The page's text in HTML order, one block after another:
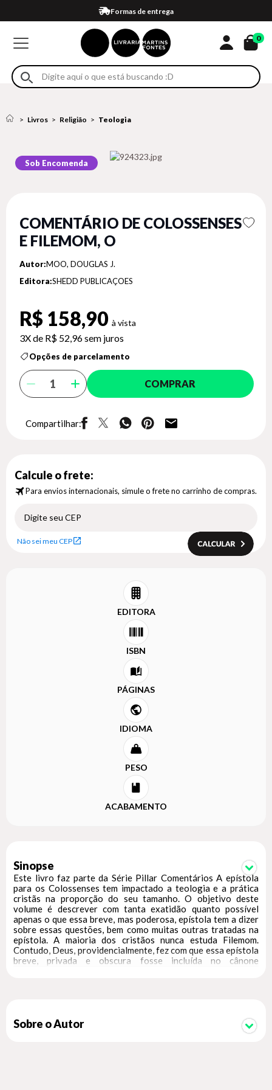
Formas de entrega
Compra 100% segura
Em até 4x sem juros no cartão*
Retire na loja
Eventos
0
Livros Religião Teologia
Sob Encomenda
COMENTÁRIO DE COLOSSENSES
E FILEMOM, O
Autor:MOO, DOUGLAS J.
Editora:SHEDD PUBLICAÇOES
R$ 158,90
3X de R$ 52,96sem juros
Opções de parcelamento
COMPRAR
Compartilhar:
Calcule o frete:
Para envios internacionais, simule o frete no carrinho de compras.
Não sei meu CEP
EDITORA
ISBN
PÁGINAS
IDIOMA
PESO
ACABAMENTO
Sinopse
Este livro faz parte da Série Pillar Comentários A epístola
para os Colossenses tem impactado a teologia e a prática
cristãs na proporção do seu tamanho. O objetivo deste
volume é descrever com tanta exatidão quanto possível
apenas o que essa breve, mas poderosa, epístola tem a dizer
sobre essas questões, bem como muitas outras tratadas na
epístola. A maioria dos cristãos nunca estuda Filemom.
Contudo, Deus, providencialmente, fez com que essa epístola
breve, privada e obscura fosse incluída no cânone
Sobre o Autor